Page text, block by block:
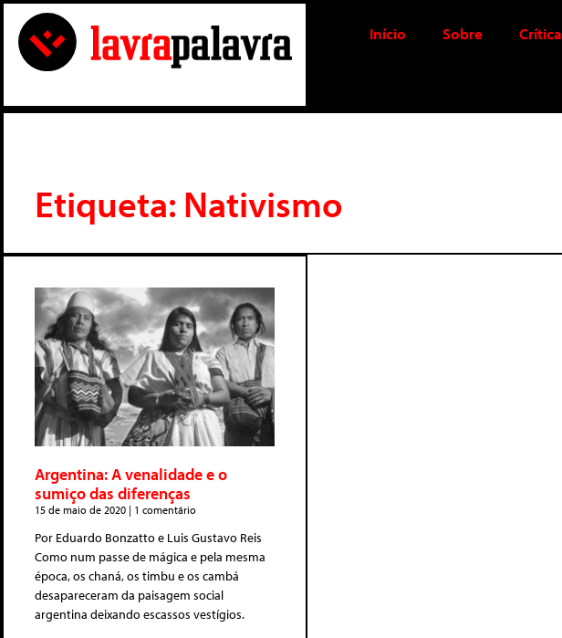
Início Sobre Crítica
Etiqueta: Nativismo
Argentina: A venalidade e o
sumiço das diferenças
15 de maio de 2020 1 comentário
Por Eduardo Bonzatto e Luis Gustavo Reis
Como num passe de mágica e pela mesma
época, os chaná, os timbu e os cambá
desapareceram da paisagem social
argentina deixando escassos vestígios.